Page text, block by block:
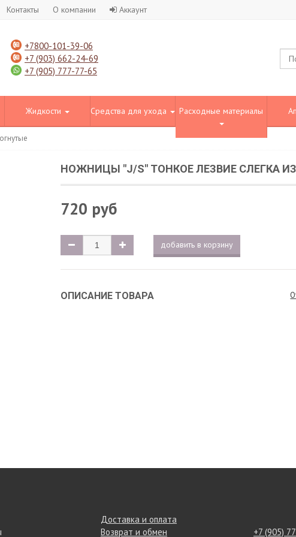
Контакты О компании Аккаунт
+7800-101-39-06
+7 (903) 662-24-69
+7 (905) 777-77-65
Жидкости Средства для ухода Расходные материалы
НОЖНИЦЫ "J/S" ТОНКОЕ ЛЕЗВИЕ СЛЕГКА
720 руб
добавить в корзину
ОПИСАНИЕ ТОВАРА
Доставка и оплата
Возврат и обмен
+7 (905)